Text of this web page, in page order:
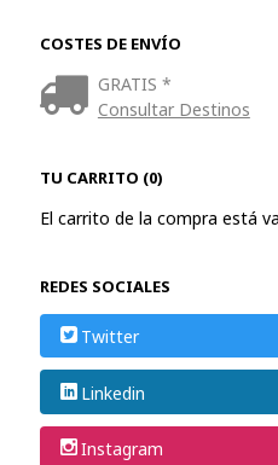
COSTES DE ENVÍO
GRATIS *
Consultar Destinos
TU CARRITO (0)
El carrito de la compra está
REDES SOCIALES
Twitter
Linkedin
Instagram